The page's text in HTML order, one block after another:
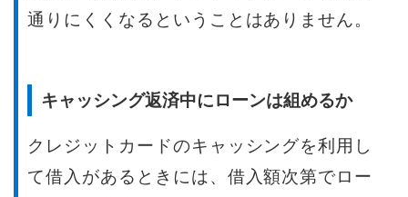
通りにくくなるということはありません。
キャッシング返済中にローンは組めるか
クレジットカードのキャッシングを利用し
て借入があるときには、借入額次第でロー